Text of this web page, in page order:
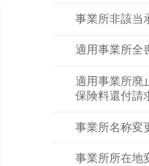
事業所非該当
適用事業所全
適用事業所廃
保険料還付請
事業所名称変
事業所所在地